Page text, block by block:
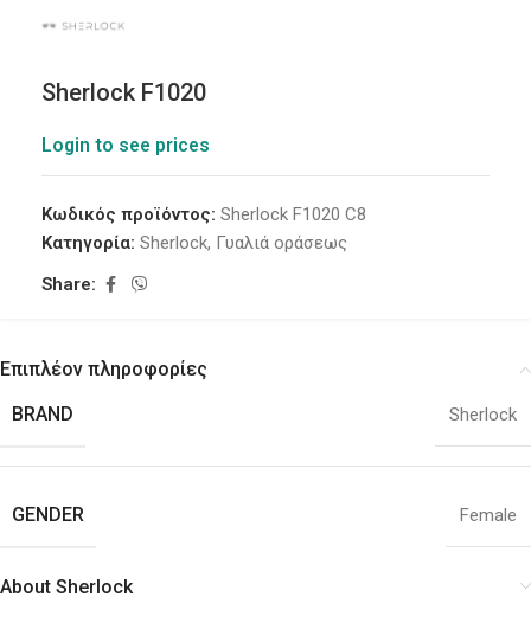
Sherlock F1020
Login to see prices
Κωδικός προϊόντος: Sherlock F1020 C8
Κατηγορία: Sherlock, Γυαλιά οράσεως
Share:
Επιπλέον πληροφορίες
BRAND
Sherlock
GENDER Female
About Sherlock